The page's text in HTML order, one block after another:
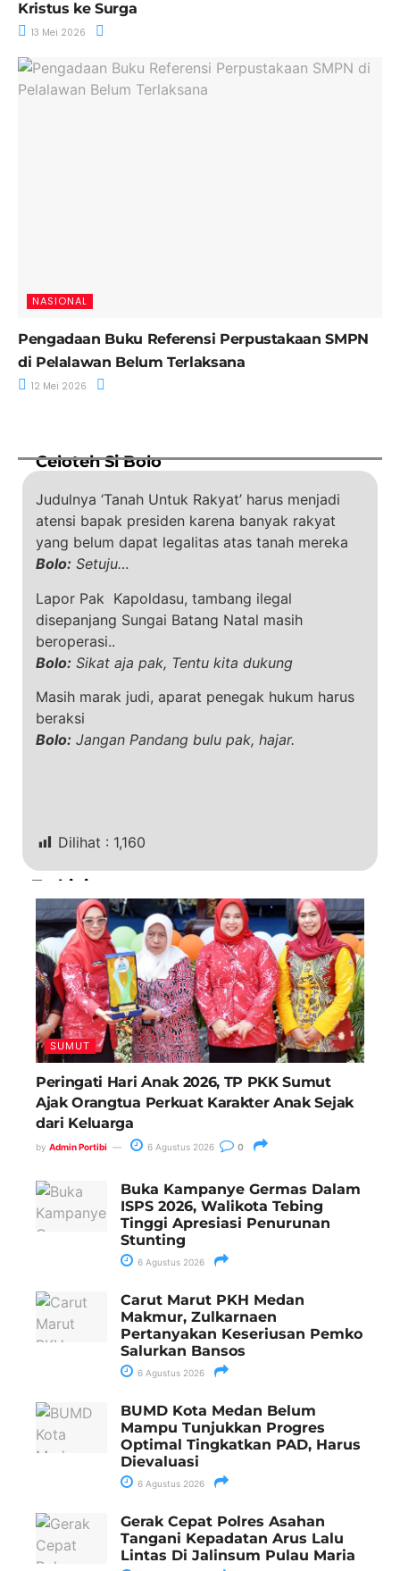
Kristus ke Surga
13 Mei 2026
NASIONAL
Pengadaan Buku Referensi Perpustakaan SMPN
di Pelalawan Belum Terlaksana
12 Mei 2026
Celoteh Si Bolo
Judulnya ‘Tanah Untuk Rakyat’ harus menjadi
atensi bapak presiden karena banyak rakyat
yang belum dapat legalitas atas tanah mereka
Bolo: Setuju…
Lapor Pak Kapoldasu, tambang ilegal
disepanjang Sungai Batang Natal masih
beroperasi..
Bolo: Sikat aja pak, Tentu kita dukung
Masih marak judi, aparat penegak hukum harus
beraksi
Bolo: Jangan Pandang bulu pak, hajar.
Dilihat : 1,160
Terkini
SUMUT
Peringati Hari Anak 2026, TP PKK Sumut
Ajak Orangtua Perkuat Karakter Anak Sejak
dari Keluarga
by Admin Portibi 6 Agustus 2026 0
Buka Kampanye Germas Dalam
ISPS 2026, Walikota Tebing
Tinggi Apresiasi Penurunan
Stunting
6 Agustus 2026
Carut Marut PKH Medan
Makmur, Zulkarnaen
Pertanyakan Keseriusan Pemko
Salurkan Bansos
6 Agustus 2026
BUMD Kota Medan Belum
Mampu Tunjukkan Progres
Optimal Tingkatkan PAD, Harus
Dievaluasi
6 Agustus 2026
Gerak Cepat Polres Asahan
Tangani Kepadatan Arus Lalu
Lintas Di Jalinsum Pulau Maria